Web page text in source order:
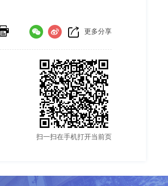
更多分享
扫一扫在手机打开当前页